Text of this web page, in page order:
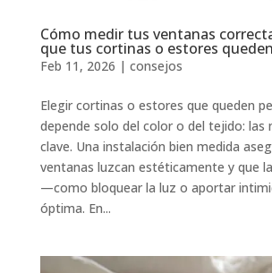
Cómo medir tus ventanas
que tus cortinas o estores
Feb 11, 2026 | consejos
Elegir cortinas o estores que queden
depende solo del color o del tejido: las
clave. Una instalación bien medida
ventanas luzcan estéticamente y que
—como bloquear la luz o aportar
óptima. En...